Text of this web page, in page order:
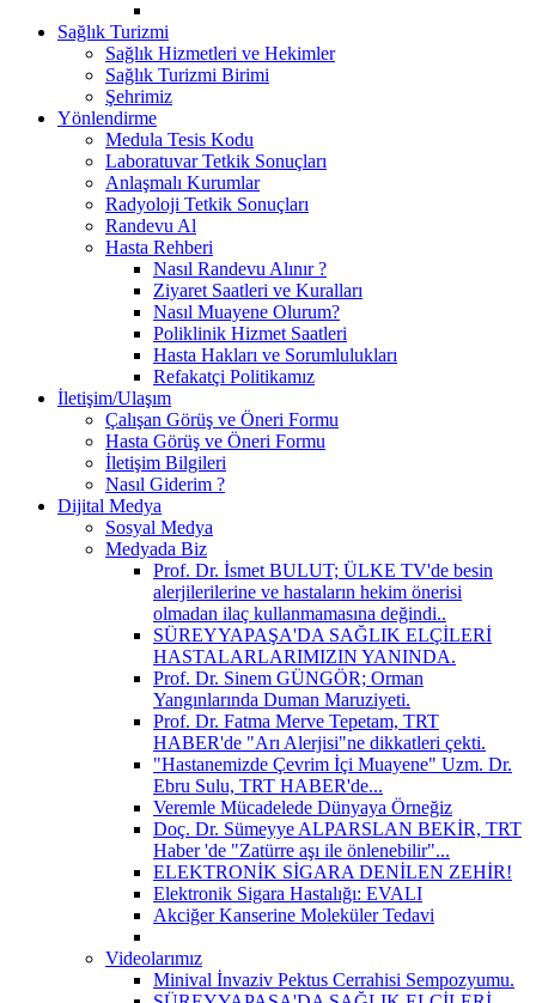
Sağlık Turizmi
Sağlık Hizmetleri ve Hekimler
Sağlık Turizmi Birimi
Şehrimiz
Yönlendirme
Medula Tesis Kodu
Laboratuvar Tetkik Sonuçları
Anlaşmalı Kurumlar
Radyoloji Tetkik Sonuçları
Randevu Al
Hasta Rehberi
Nasıl Randevu Alınır ?
Ziyaret Saatleri ve Kuralları
Nasıl Muayene Olurum?
Poliklinik Hizmet Saatleri
Hasta Hakları ve Sorumlulukları
Refakatçi Politikamız
İletişim/Ulaşım
Çalışan Görüş ve Öneri Formu
Hasta Görüş ve Öneri Formu
İletişim Bilgileri
Nasıl Giderim ?
Dijital Medya
Sosyal Medya
Medyada Biz
Prof. Dr. İsmet BULUT; ÜLKE TV'de besin
alerjilerilerine ve hastaların hekim önerisi
olmadan ilaç kullanmamasına değindi..
SÜREYYAPAŞA'DA SAĞLIK ELÇİLERİ
HASTALARLARIMIZIN YANINDA.
Prof. Dr. Sinem GÜNGÖR; Orman
Yangınlarında Duman Maruziyeti.
Prof. Dr. Fatma Merve Tepetam, TRT
HABER'de "Arı Alerjisi"ne dikkatleri çekti.
"Hastanemizde Çevrim İçi Muayene" Uzm. Dr.
Ebru Sulu, TRT HABER'de...
Veremle Mücadelede Dünyaya Örneğiz
Doç. Dr. Sümeyye ALPARSLAN BEKİR, TRT
Haber 'de "Zatürre aşı ile önlenebilir"...
ELEKTRONİK SİGARA DENİLEN ZEHİR!
Elektronik Sigara Hastalığı: EVALI
Akciğer Kanserine Moleküler Tedavi
Videolarımız
Minival İnvaziv Pektus Cerrahisi Sempozyumu.